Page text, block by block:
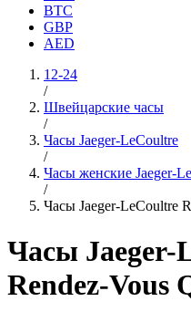
BTC
GBP
AED
12-24
/
Швейцарские часы
/
Часы Jaeger-LeCoultre
/
Часы женские Jaeger-
/
Часы Jaeger-LeCoultre
Часы Jaeger-
Rendez-Vous